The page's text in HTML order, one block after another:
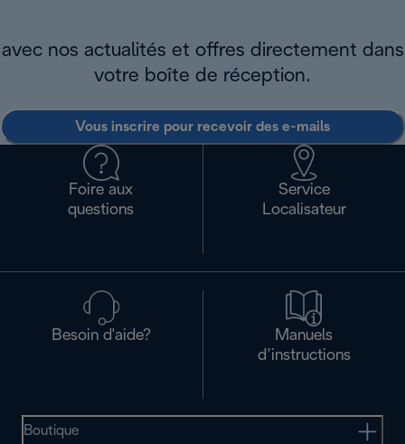
avec nos actualités et offres directement dans
votre boîte de réception.
Vous inscrire pour recevoir des e-mails
Foire aux
questions
Service
Localisateur
Besoin d'aide?
Manuels
d’instructions
Boutique